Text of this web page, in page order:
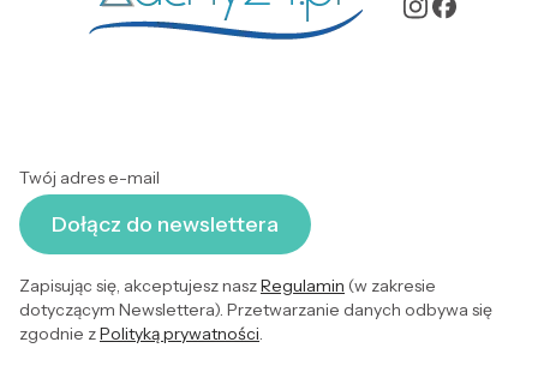
Twój adres e-mail
Dołącz do newslettera
Zapisując się, akceptujesz naszRegulamin (w zakresie
dotyczącym Newslettera). Przetwarzanie danych odbywa się
zgodnie zPolityką prywatności.